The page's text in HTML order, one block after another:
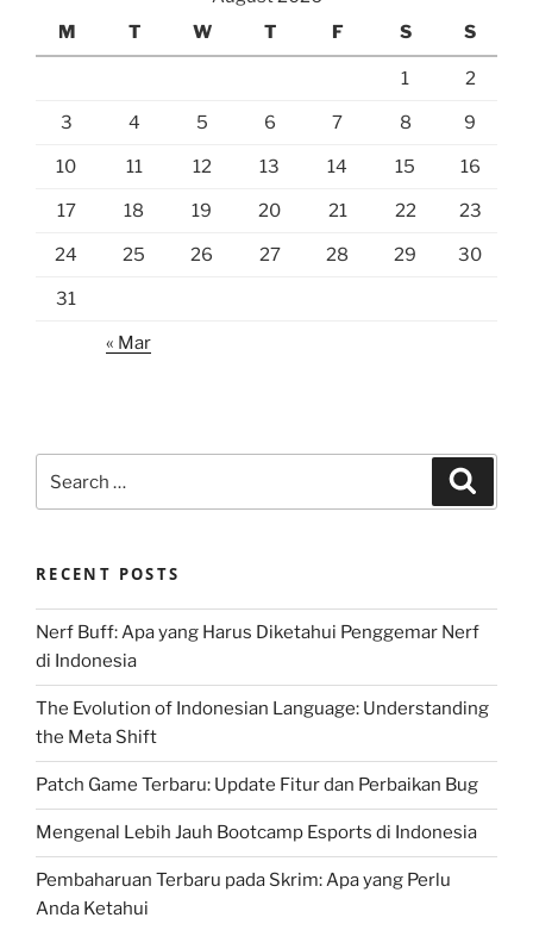
M
T W T F S S
1 2
3 4 5 6 7 8 9
10 11 12 13 14 15 16
17 18 19 20 21 22 23
24 25 26 27 28 29 30
31
« Mar
for:
RECENT POSTS
Nerf Buff: Apa yang Harus Diketahui Penggemar Nerf
di Indonesia
The Evolution of Indonesian Language: Understanding
the Meta Shift
Patch Game Terbaru: Update Fitur dan Perbaikan Bug
Mengenal Lebih Jauh Bootcamp Esports di Indonesia
Pembaharuan Terbaru pada Skrim: Apa yang Perlu
Anda Ketahui